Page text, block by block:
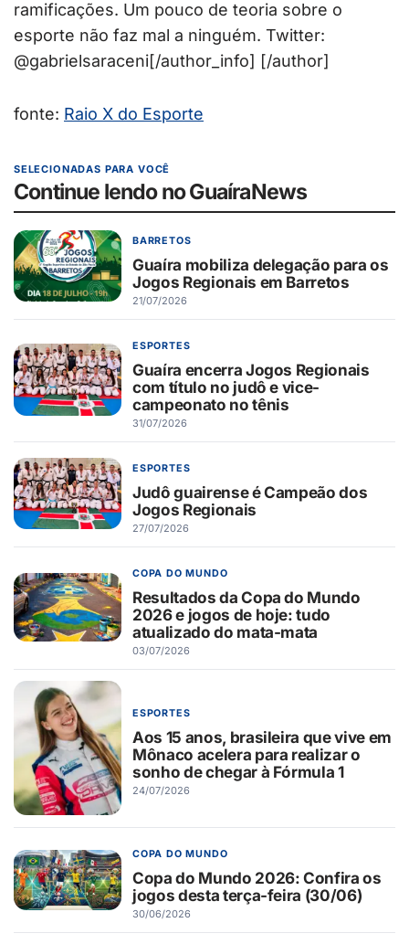
ramificações. Um pouco de teoria sobre o
esporte não faz mal a ninguém. Twitter:
@gabrielsaraceni[/author_info] [/author]
fonte: Raio X do Esporte
SELECIONADAS PARA VOCÊ
Continue lendo no GuaíraNews
BARRETOS
Guaíra mobiliza delegação para os
Jogos Regionais em Barretos
21/07/2026
ESPORTES
Guaíra encerra Jogos Regionais
com título no judô e vice-
campeonato no tênis
31/07/2026
ESPORTES
Judô guairense é Campeão dos
Jogos Regionais
27/07/2026
COPA DO MUNDO
Resultados da Copa do Mundo
2026 e jogos de hoje: tudo
atualizado do mata-mata
03/07/2026
ESPORTES
Aos 15 anos, brasileira que vive em
Mônaco acelera para realizar o
sonho de chegar à Fórmula 1
24/07/2026
COPA DO MUNDO
Copa do Mundo 2026: Confira os
jogos desta terça-feira (30/06)
30/06/2026